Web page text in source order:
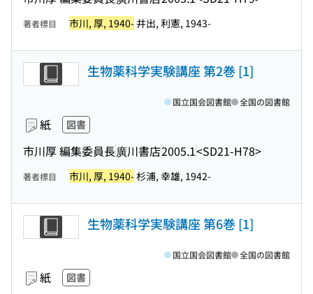
著者標目 市川, 厚, 1940- 井出, 利憲, 1943-
生物薬科学実験講座 第2巻 [1]
紙 図書
市川厚 編集委員長廣川書店2005.1<SD21-H78>
国立国会図書館 全国の図書館
著者標目 市川, 厚, 1940-杉浦, 幸雄, 1942-
生物薬科学実験講座 第6巻 [1]
紙 図書
国立国会図書館 全国の図書館